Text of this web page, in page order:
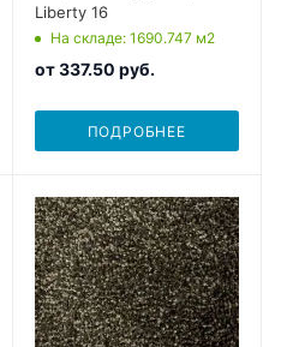
Liberty 16
На складе: 1690.747 м2
от337.50 руб.
ПОДРОБНЕЕ